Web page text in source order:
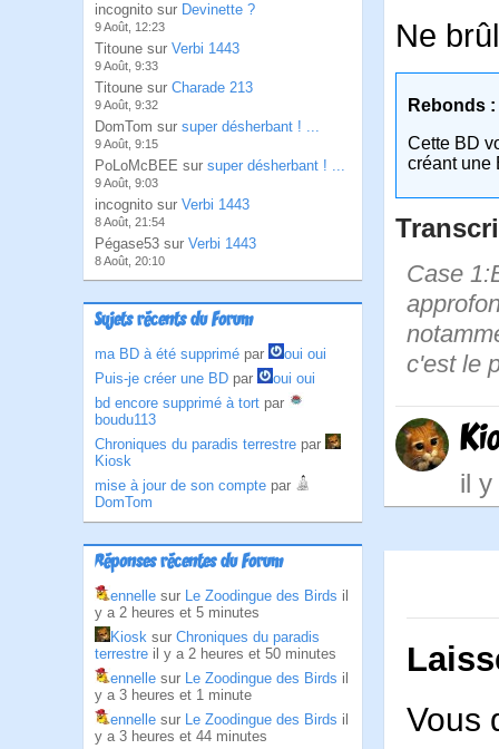
incognito sur Devinette ?
9 Août, 12:23
Titoune sur Verbi 1443
9 Août, 9:33
Titoune sur Charade 213
9 Août, 9:32
DomTom sur super désherbant ! ...
9 Août, 9:15
PoLoMcBEE sur super désherbant ! ...
9 Août, 9:03
incognito sur Verbi 1443
8 Août, 21:54
Pégase53 sur Verbi 1443
8 Août, 20:10
Sujets récents du Forum
ma BD à été supprimé par
oui oui
Puis-je créer une BD par
oui oui
bd encore supprimé à tort par
boudu113
Chroniques du paradis terrestre par
Kiosk
mise à jour de son compte par
DomTom
Réponses récentes du Forum
ennelle sur Le Zoodingue des Birds il
y a 2 heures et 5 minutes
Kiosk sur Chroniques du paradis
terrestre il y a 2 heures et 50 minutes
ennelle sur Le Zoodingue des Birds il
y a 3 heures et 1 minute
ennelle sur Le Zoodingue des Birds il
y a 3 heures et 44 minutes
Ne
Rebonds :
Cette BD
créant une
Case
c'est le
il
Vous